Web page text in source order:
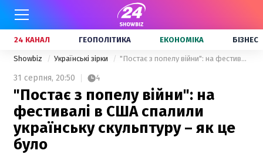
24 КАНАЛ ГЕОПОЛІТИКА ЕКОНОМІКА БІЗНЕС
Showbiz Українські зірки "Постає з попелу війни": на фестивалі в США спалили українську скульптуру – як це було
31 серпня, 20:50 4
"Постає з попелу війни": на
фестивалі в США спалили
українську скульптуру – як це
було